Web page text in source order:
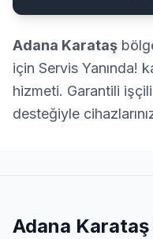
Adana Karataş
için Servis Yanında!
hizmeti. Garantili
desteğiyle
Adana